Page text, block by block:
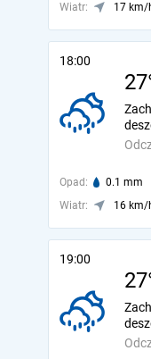
Wiatr:
17 km/
18:00
Opad: 0.1 mm
Wiatr:
16 km/
19:00